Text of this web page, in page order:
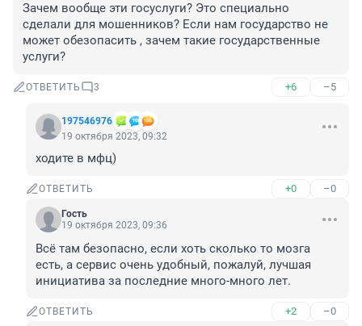
Зачем вообще эти госуслуги? Это специально
сделали для мошенников? Если нам государство не
может обезопасить , зачем такие государственные
услуги?
ОТВЕТИТЬ 3 +6 –5
197546976
19 октября 2023, 09:32
ходите в мфц)
ОТВЕТИТЬ +0 –0
Гость
19 октября 2023, 09:36
Всё там безопасно, если хоть сколько то мозга
есть, а сервис очень удобный, пожалуй, лучшая
инициатива за последние много-много лет.
ОТВЕТИТЬ +2 –0